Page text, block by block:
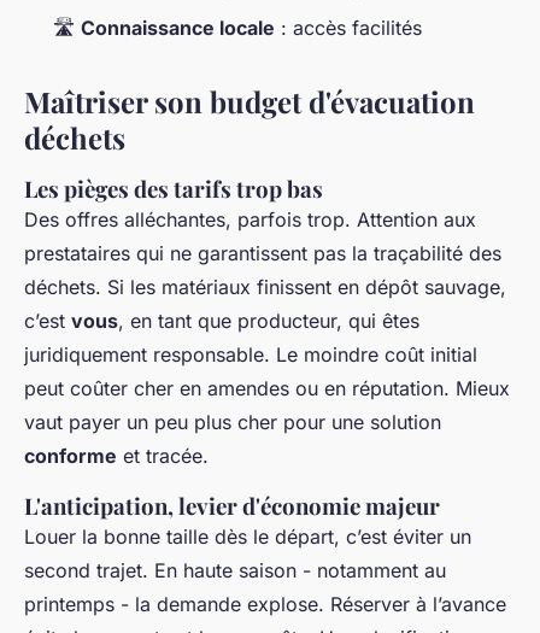
🛣️ Connaissance locale : accès facilités
Maîtriser son budget d'évacuation
déchets
Les pièges des tarifs trop bas
Des offres alléchantes, parfois trop. Attention aux
prestataires qui ne garantissent pas la traçabilité des
déchets. Si les matériaux finissent en dépôt sauvage,
c’est vous, en tant que producteur, qui êtes
juridiquement responsable. Le moindre coût initial
peut coûter cher en amendes ou en réputation. Mieux
vaut payer un peu plus cher pour une solution
conforme et tracée.
L'anticipation, levier d'économie majeur
Louer la bonne taille dès le départ, c’est éviter un
second trajet. En haute saison - notamment au
printemps - la demande explose. Réserver à l’avance